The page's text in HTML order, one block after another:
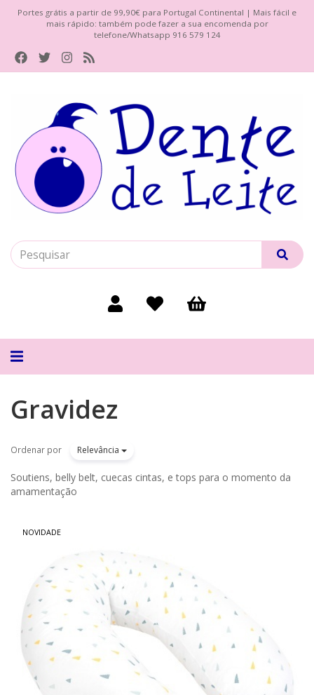
Portes grátis a partir de 99,90€ para Portugal Continental | Mais fácil e
mais rápido: também pode fazer a sua encomenda por
telefone/Whatsapp 916 579 124
Alternar
Gravidez
Ordenar por Relevância
Soutiens, belly belt, cuecas cintas, e tops para o momento da
amamentação
NOVIDADE